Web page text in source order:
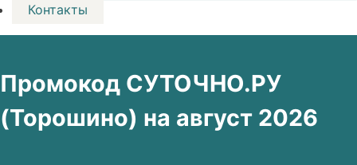
Контакты
Промокод СУТОЧНО.РУ
(Торошино) на август 2026